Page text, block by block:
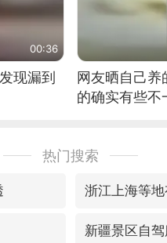
00:36
现漏到
网友晒自己养
的确实有些不
热门搜索
浙江上海等
新疆景区自